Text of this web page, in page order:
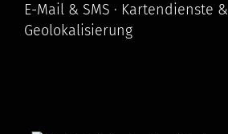
E-Mail & SMS · Kartendienste &
Geolokalisierung